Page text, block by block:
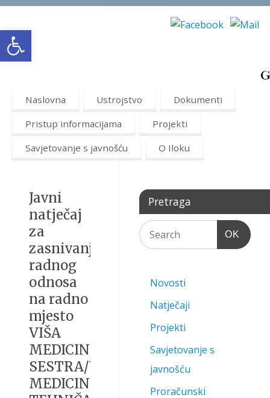
Naslovna Ustrojstvo Dokumenti
Pristup informacijama Projekti
Savjetovanje s javnošću O Iloku
Javni
natječaj
za
zasnivanje
radnog
odnosa
na radno
mjesto
VIŠA
MEDICINSKA
SESTRA/VIŠI
MEDICINSKI
Pretraga
OK
Novosti
Natječaji
Projekti
Savjetovanje s
javnošću
Proračunski
Open toolbar